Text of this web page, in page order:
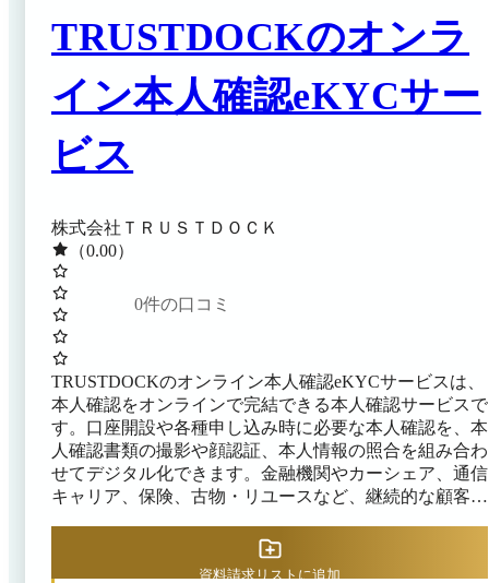
TRUSTDOCKのオンラ
イン本人確認eKYCサー
ビス
株式会社ＴＲＵＳＴＤＯＣＫ
（0.00）
0件の口コミ
TRUSTDOCKのオンライン本人確認eKYCサービスは、
本人確認をオンラインで完結できる本人確認サービスで
す。口座開設や各種申し込み時に必要な本人確認を、本
人確認書類の撮影や顔認証、本人情報の照合を組み合わ
せてデジタル化できます。金融機関やカーシェア、通信
キャリア、保険、古物・リユースなど、継続的な顧客管
用防止法や古物営業法、割賦販売法、貸金業法など複数
資料請求リストに追加